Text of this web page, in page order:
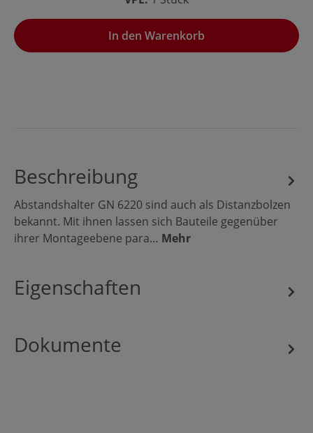
In den Warenkorb
Beschreibung
Abstandshalter GN 6220 sind auch als Distanzbolzen
bekannt. Mit ihnen lassen sich Bauteile gegenüber
ihrer Montageebene para… Mehr
Eigenschaften
Dokumente